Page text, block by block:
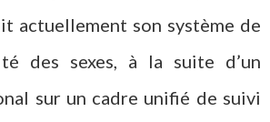
actuellement son système de
des sexes, à la suite d’un
sur un cadre unifié de suivi